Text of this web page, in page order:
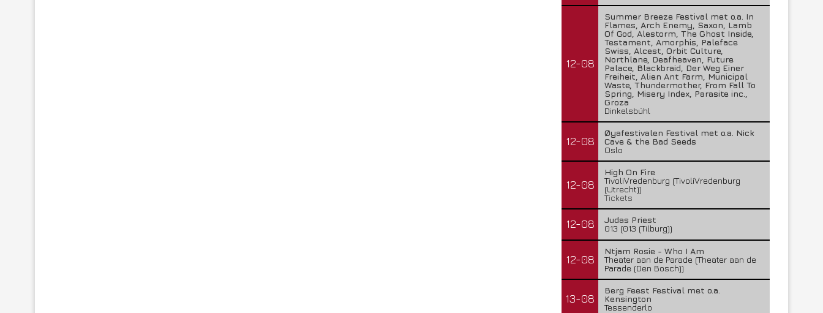
12-08
Summer Breeze Festival met o.a. In
Flames, Arch Enemy, Saxon, Lamb
Of God, Alestorm, The Ghost Inside,
Testament, Amorphis, Paleface
Swiss, Alcest, Orbit Culture,
Northlane, Deafheaven, Future
Palace, Blackbraid, Der Weg Einer
Freiheit, Alien Ant Farm, Municipal
Waste, Thundermother, From Fall To
Spring, Misery Index, Parasite inc.,
Groza
Dinkelsbühl
12-08
Øyafestivalen Festival met o.a. Nick
Cave & the Bad Seeds
Oslo
12-08
High On Fire
TivoliVredenburg (TivoliVredenburg
(Utrecht))
Tickets
12-08
Judas Priest
013 (013 (Tilburg))
12-08
Ntjam Rosie - Who I Am
Theater aan de Parade (Theater aan de
Parade (Den Bosch))
13-08
Berg Feest Festival met o.a.
Kensington
Tessenderlo